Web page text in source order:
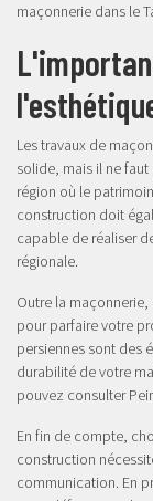
maçonnerie dans le
Les travaux de
solide, mais il ne
région où le
construction doit
capable de réaliser
régionale.
Outre la
pour parfaire votre
persiennes sont des
durabilité de votre
pouvez consulter
En fin de compte,
construction
communication. En